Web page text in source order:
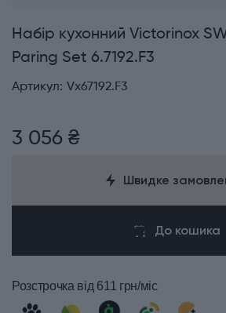
Набір кухонний Victorinox
Paring Set 6.7192.F3
Артикул: Vx67192.F3
3 056 ₴
Швидке
До кошика
Розстрочка від 611 грн/міс